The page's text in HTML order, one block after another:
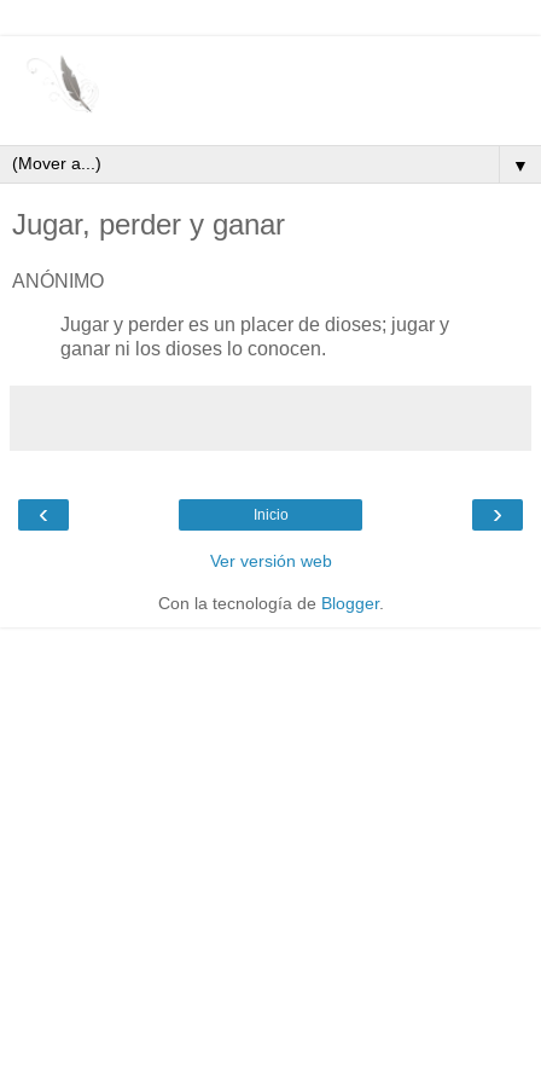
▼
Jugar, perder y ganar
ANÓNIMO
Jugar y perder es un placer de dioses; jugar y
ganar ni los dioses lo conocen.
‹ ›
Inicio
Ver versión web
Con la tecnología de Blogger.